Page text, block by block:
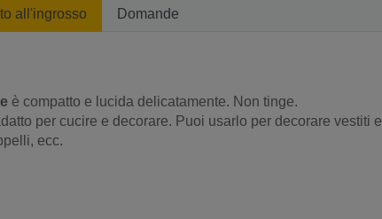
all'ingrosso Domande
è compatto e lucida delicatamente. Non tinge.
per cucire e decorare. Puoi usarlo per decorare vestiti e
ecc.